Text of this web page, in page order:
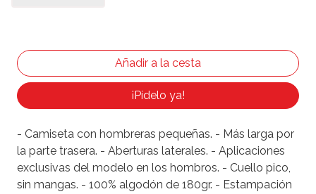
¡Pídelo ya!
- Camiseta con hombreras pequeñas. - Más larga por
la parte trasera. - Aberturas laterales. - Aplicaciones
exclusivas del modelo en los hombros. - Cuello pico,
sin mangas. - 100% algodón de 180gr. - Estampación